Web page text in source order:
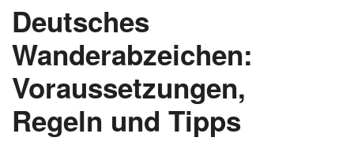
Deutsches
Wanderabzeichen:
Voraussetzungen,
Regeln und Tipps